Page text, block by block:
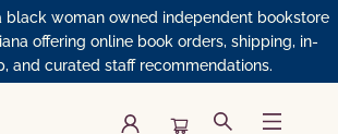
black woman owned independent bookstore
offering online book orders, shipping, in-
and curated staff recommendations.